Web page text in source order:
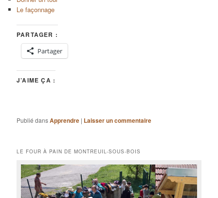
Le façonnage
PARTAGER :
Partager
J’AIME ÇA :
Publié dansApprendre | Laisser un commentaire
LE FOUR À PAIN DE MONTREUIL-SOUS-BOIS